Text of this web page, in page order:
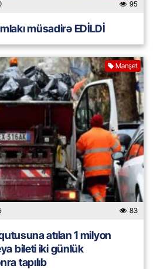
95
müsadirə EDİLDİ
Manşet
83
atılan 1 milyon
bileti iki günlük
tapılıb